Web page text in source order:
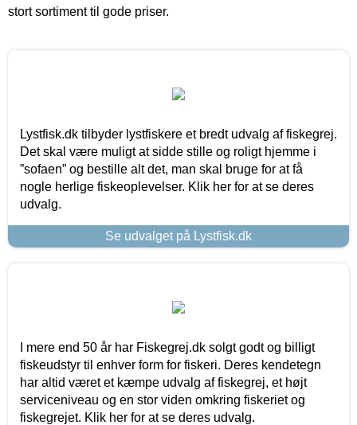
stort sortiment til gode priser.
Lystfisk.dk tilbyder lystfiskere et bredt udvalg af fiskegrej.
Det skal være muligt at sidde stille og roligt hjemme i
”sofaen” og bestille alt det, man skal bruge for at få
nogle herlige fiskeoplevelser. Klik her for at se deres
udvalg.
Se udvalget på Lystfisk.dk
I mere end 50 år har Fiskegrej.dk solgt godt og billigt
fiskeudstyr til enhver form for fiskeri. Deres kendetegn
har altid været et kæmpe udvalg af fiskegrej, et højt
serviceniveau og en stor viden omkring fiskeriet og
fiskegrejet. Klik her for at se deres udvalg.